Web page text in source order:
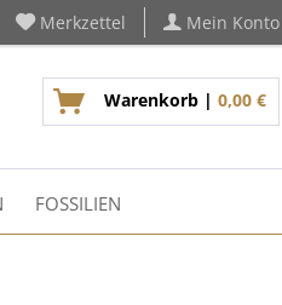
Merkzettel Mein Konto
Warenkorb | 0,00 €
FOSSILIEN